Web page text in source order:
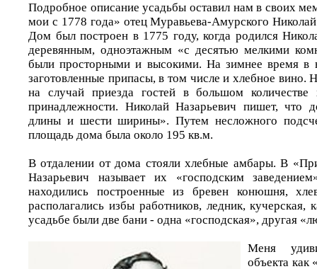
Подробное описание усадьбы оставил нам в своих
мои с 1778 года» отец Муравьева-Амурского
Дом был построен в 1775 году, когда родился
деревянным, одноэтажным «с десятью мелкими
были просторными и высокими. На зимнее время в
заготовленные припасы, в том числе и хлебное вино.
на случай приезда гостей в большом количестве
принадлежности. Николай Назарьевич пишет, что
длины и шести ширины». Путем несложного
площадь дома была около 195 кв.м.
В отдалении от дома стояли хлебные амбары. В
Назарьевич называет их «господским
находились построенные из бревен конюшня,
располагались избы работников, ледник, кучерская,
усадьбе были две бани - одна «господская», другая
Меня
объекта как